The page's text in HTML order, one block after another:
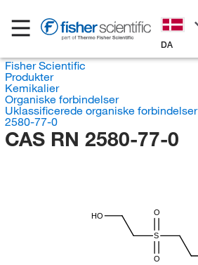
DA
Fisher Scientific
Produkter
Kemikalier
Organiske forbindelser
Uklassificerede organiske forbindelser
2580-77-0
CAS RN 2580-77-0
S
O
O
HO